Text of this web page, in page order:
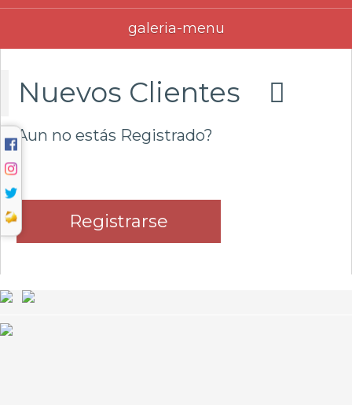
galeria-menu
Olvide mi clave
Nuevos Clientes
Aun no estás Registrado?
Registrarse